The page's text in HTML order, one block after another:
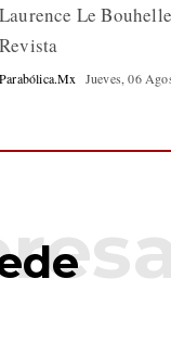
Laurence Le
Revista
Parabólica.Mx Jueves, 06